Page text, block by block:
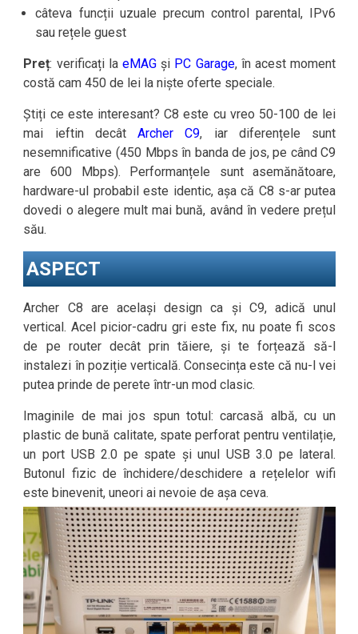
câteva funcții uzuale precum control parental, IPv6
sau rețele guest
Preț: verificați laeMAG și PC Garage, în acest moment
costă cam 450 de lei la niște oferte speciale.
Știți ce este interesant? C8 este cu vreo 50-100 de lei
mai ieftin decâtArcher C9, iar diferențele sunt
nesemnificative (450 Mbps în banda de jos, pe când C9
are 600 Mbps). Performanțele sunt asemănătoare,
hardware-ul probabil este identic, așa că C8 s-ar putea
dovedi o alegere mult mai bună, având în vedere prețul
său.
ASPECT
Archer C8 are același design ca și C9, adică unul
vertical. Acel picior-cadru gri este fix, nu poate fi scos
de pe router decât prin tăiere, și te forțează să-l
instalezi în poziție verticală. Consecința este că nu-l vei
putea prinde de perete într-un mod clasic.
Imaginile de mai jos spun totul: carcasă albă, cu un
plastic de bună calitate, spate perforat pentru ventilație,
un port USB 2.0 pe spate și unul USB 3.0 pe lateral.
Butonul fizic de închidere/deschidere a rețelelor wifi
este binevenit, uneori ai nevoie de așa ceva.